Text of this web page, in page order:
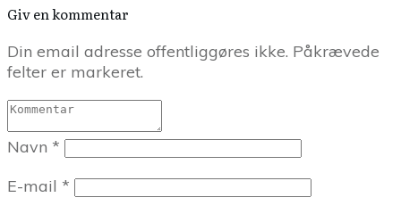
Giv en kommentar
Din email adresse offentliggøres ikke. Påkrævede
felter er markeret.
Navn *
E-mail *